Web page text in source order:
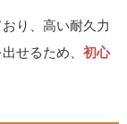
り、高い耐久力
せるため、初心